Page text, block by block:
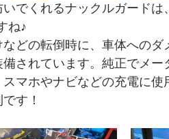
でくれるナックルガード
ね♪
などの転倒時に、車体への
備されています。純正でメ
マホやナビなどの充電に
す！